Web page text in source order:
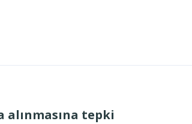
alınmasına tepki